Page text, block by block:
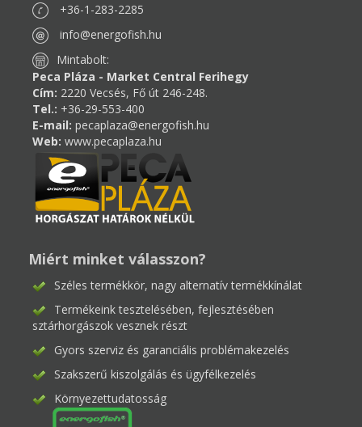
+36-1-283-2285
info@energofish.hu
Mintabolt:
Peca Pláza - Market Central Ferihegy
Cím: 2220 Vecsés, Fő út 246-248.
Tel.: +36-29-553-400
E-mail: pecaplaza@energofish.hu
Web: www.pecaplaza.hu
Miért minket válasszon?
Széles termékkör, nagy alternatív termékkínálat
Termékeink tesztelésében, fejlesztésében
sztárhorgászok vesznek részt
Gyors szerviz és garanciális problémakezelés
Szakszerű kiszolgálás és ügyfélkezelés
Környezettudatosság